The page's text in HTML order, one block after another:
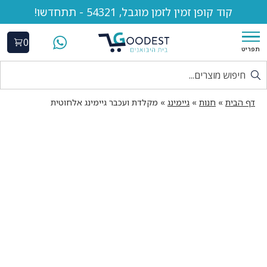
קוד קופן זמין לזמן מוגבל, 54321 - תתחדשו!
תפריט
0
דף הבית » חנות » גיימינג » מקלדת ועכבר גיימינג אלחוטית